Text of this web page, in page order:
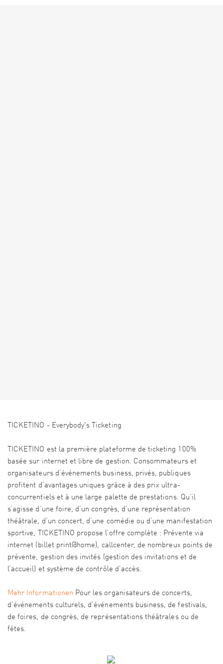
TICKETINO - Everybody's Ticketing
TICKETINO est la première plateforme de ticketing 100%
basée sur internet et libre de gestion. Consommateurs et
organisateurs d’événements business, privés, publiques
profitent d’avantages uniques grâce à des prix ultra-
concurrentiels et à une large palette de prestations. Qu’il
s’agisse d’une foire, d’un congrès, d’une représentation
théâtrale, d’un concert, d’une comédie ou d’une manifestation
sportive, TICKETINO propose l’offre complète : Prévente via
internet (billet print@home), callcenter, de nombreux points de
prévente, gestion des invités (gestion des invitations et de
l’accueil) et système de contrôle d’accès.
Mehr Informationen Pour les organisateurs de concerts,
d’événements culturels, d’événements business, de festivals,
de foires, de congrès, de représentations théâtrales ou de
fêtes.